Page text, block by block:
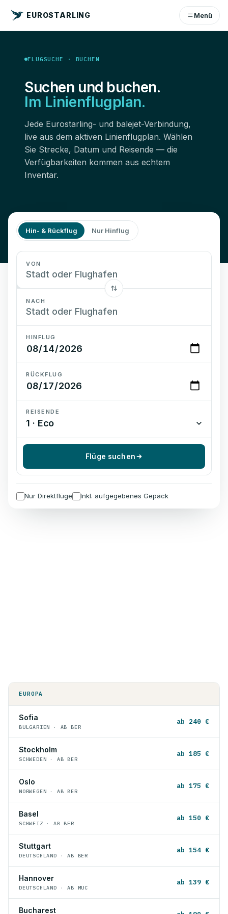
EUROSTARLING Menü
FLUGSUCHE · BUCHEN
Suchen und buchen.
Im Linienflugplan.
Jede Eurostarling- und balejet-Verbindung,
live aus dem aktiven Linienflugplan. Wählen
Sie Strecke, Datum und Reisende — die
Verfügbarkeiten kommen aus echtem
Inventar.
Hin- & Rückflug Nur Hinflug
VON
NACH
HINFLUG
RÜCKFLUG
REISENDE
1 · Eco
Flüge suchen
Nur Direktflüge Inkl. aufgegebenes Gepäck
EUROPA
Sofia
BULGARIEN · AB BER
ab 240 €
Stockholm
SCHWEDEN · AB BER
ab 185 €
Oslo
NORWEGEN · AB BER
ab 175 €
Basel
SCHWEIZ · AB BER
ab 150 €
Stuttgart
DEUTSCHLAND · AB BER
ab 154 €
Hannover
DEUTSCHLAND · AB MUC
ab 139 €
Bucharest